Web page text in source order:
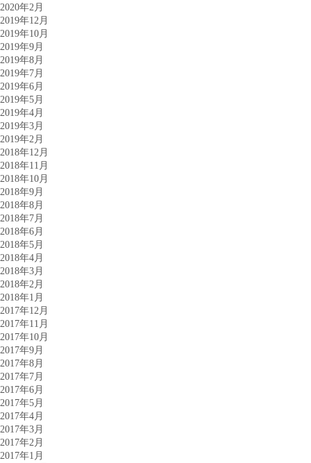
2020年2月
2019年12月
2019年10月
2019年9月
2019年8月
2019年7月
2019年6月
2019年5月
2019年4月
2019年3月
2019年2月
2018年12月
2018年11月
2018年10月
2018年9月
2018年8月
2018年7月
2018年6月
2018年5月
2018年4月
2018年3月
2018年2月
2018年1月
2017年12月
2017年11月
2017年10月
2017年9月
2017年8月
2017年7月
2017年6月
2017年5月
2017年4月
2017年3月
2017年2月
2017年1月